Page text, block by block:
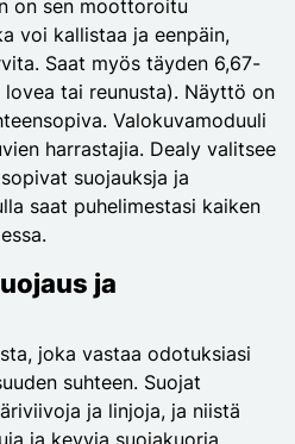
on sen moottoroitu
voi kallistaa ja eenpäin,
Saat myös täyden 6,67-
tai reunusta). Näyttö on
Valokuvamoduuli
harrastajia. Dealy valitsee
suojauksja ja
saat puhelimestasi kaiken
ja
joka vastaa odotuksiasi
suhteen. Suojat
ja linjoja, ja niistä
ja kevyja suojakuorja